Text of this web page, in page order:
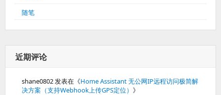
随笔
近期评论
shane0802发表在《Home Assistant 无公网IP远程访问极简解
决方案（支持Webhook上传GPS定位） 》